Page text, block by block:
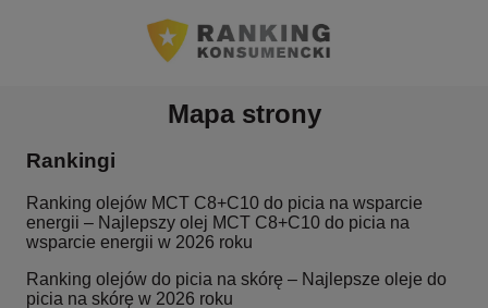
Mapa strony
Rankingi
Ranking olejów MCT C8+C10 do picia na wsparcie
energii – Najlepszy olej MCT C8+C10 do picia na
wsparcie energii w 2026 roku
Ranking olejów do picia na skórę – Najlepsze oleje do
picia na skórę w 2026 roku